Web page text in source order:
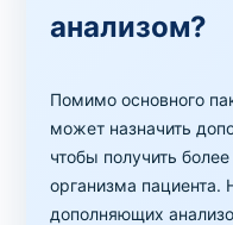
анализом?
Помимо основного
может назначить
чтобы получить
организма пациента.
дополняющих